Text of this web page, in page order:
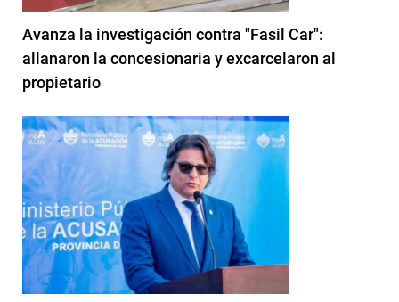
Avanza la investigación contra "Fasil Car":
allanaron la concesionaria y excarcelaron al
propietario